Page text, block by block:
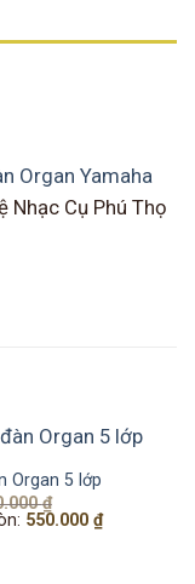
Organ Yamaha
Nhạc Cụ Phú Thọ
Organ 5 lớp
₫
gốc
550.000 ₫Giá
hiện